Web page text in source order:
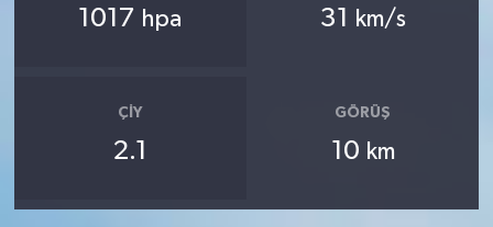
1017 hpa 31 km/s
ÇIY
2.1
GÖRÜŞ
10 km